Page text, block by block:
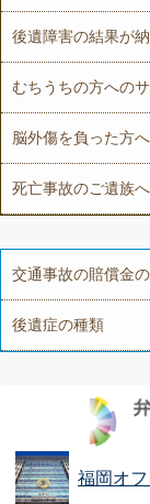
後遺障害の結果が
むちうちの方への
脳外傷を負った方
死亡事故のご遺族
交通事故の賠償金
後遺症の種類
福岡オフ